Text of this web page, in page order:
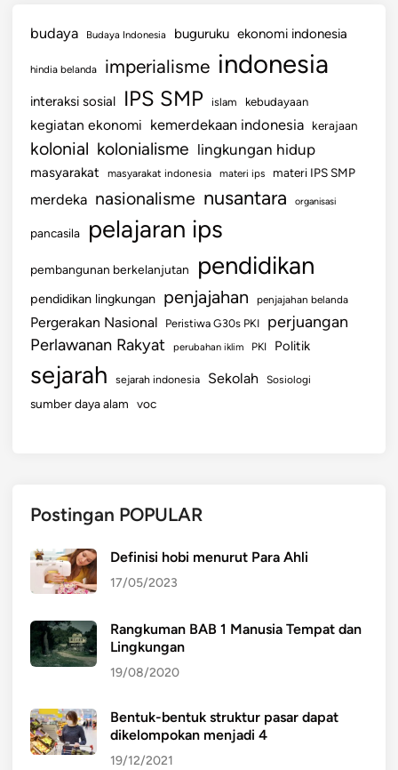
budaya Budaya Indonesia buguruku ekonomi indonesia
hindia belanda imperialisme indonesia
interaksi sosial IPS SMP islam kebudayaan
kegiatan ekonomi kemerdekaan indonesia kerajaan
kolonial kolonialisme lingkungan hidup
masyarakat masyarakat indonesia materi ips materi IPS SMP
merdeka nasionalisme nusantara organisasi
pancasila pelajaran ips
pembangunan berkelanjutan pendidikan
pendidikan lingkungan penjajahan penjajahan belanda
Pergerakan Nasional Peristiwa G30s PKI perjuangan
Perlawanan Rakyat perubahan iklim PKI Politik
sejarah sejarah indonesia Sekolah Sosiologi
sumber daya alam voc
Postingan POPULAR
Definisi hobi menurut Para Ahli
17/05/2023
Rangkuman BAB 1 Manusia Tempat dan
Lingkungan
19/08/2020
Bentuk-bentuk struktur pasar dapat
dikelompokan menjadi 4
19/12/2021